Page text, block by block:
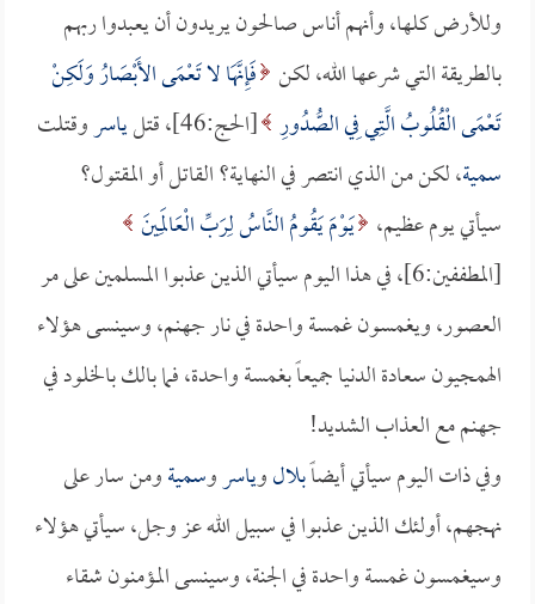
وللأرض كلها، وأنهم أناس صالحون يريدون أن يعبدوا ربهم
بالطريقة التي شرعها الله، لكن فَإِنَّهَا لا تَعْمَى الأَبْصَارُ وَلَكِنْ
تَعْمَى الْقُلُوبُ الَّتِي فِي الصُّدُورِ [الحج:46]، قتل ياسروقتلت
سمية، لكن من الذي انتصر في النهاية؟ القاتل أو المقتول؟
سيأتي يوم عظيم، يَوْمَ يَقُومُ النَّاسُ لِرَبِّ الْعَالَمِينَ
[المطففين:6]، في هذا اليوم سيأتي الذين عذبوا المسلمين على مر
العصور، ويغمسون غمسة واحدة في نار جهنم، وسينسى هؤلاء
الهمجيون سعادة الدنيا جميعاً بغمسة واحدة، فما بالك بالخلود في
جهنم مع العذاب الشديد!
وفي ذات اليوم سيأتي أيضاًبلالوياسروسميةومن سار على
نهجهم، أولئك الذين عذبوا في سبيل الله عز وجل، سيأتي هؤلاء
وسيغمسون غمسة واحدة في الجنة، وسينسى المؤمنون شقاء